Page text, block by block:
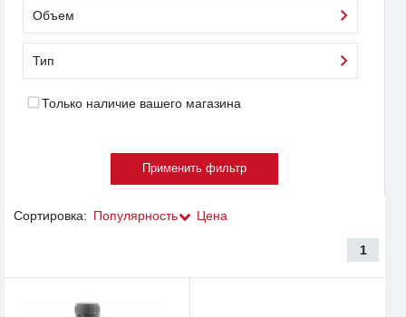
Объем
Тип
Только наличие вашего магазина
Сортировка: Популярность Цена
1